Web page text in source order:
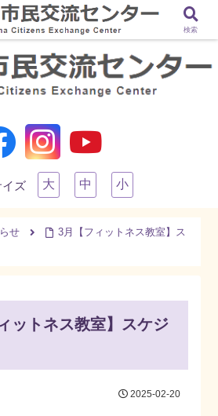
イズ 大 中 小
せ
3月【フィットネス教室】ス
ットネス教室】スケジ
2025-02-20
検索